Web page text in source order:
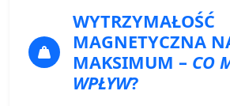
WYTRZYMAŁOŚĆ
MAGNETYCZNA
MAKSIMUM – CO
WPŁYW?